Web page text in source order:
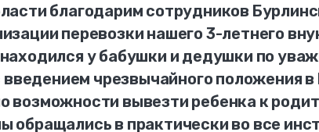
благодарим сотрудников
перевозки нашего 3-летнего
у бабушки и дедушки по
введением чрезвычайного положения
возможности вывезти ребенка к
обращались в практически во все